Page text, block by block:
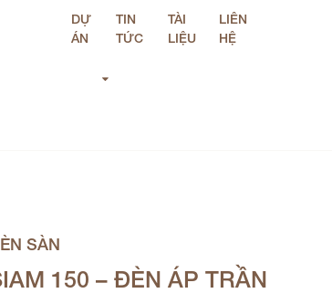
DỰ
ÁN
TIN
TỨC
TÀI
LIỆU
LIÊN
HỆ
SÀN
150 – ĐÈN ÁP TRẦN